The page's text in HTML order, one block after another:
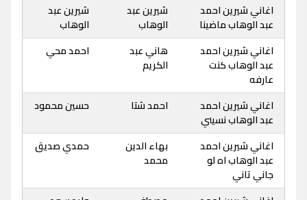
اغاني شيرين احمد
عبد الوهاب ماضينا
شيرين عبد
الوهاب
شيرين عبد
الوهاب
اغاني شيرين احمد
عبد الوهاب كنت
عارفه
هاني عبد
الكريم
احمد محي
اغاني شيرين احمد
عبد الوهاب نسيني
احمد شتا حسين محمود
اغاني شيرين احمد
عبد الوهاب اه لو
جاني تاني
بهاء الدين
محمد
حمدي صديق